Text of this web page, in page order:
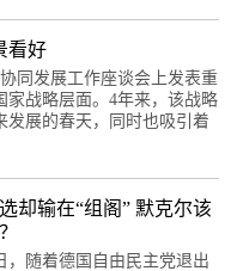
看好
同发展工作座谈会上发表重
家战略层面。4年来，该战略
发展的春天，同时也吸引着
却输在“组阁” 默克尔该
，随着德国自由民主党退出